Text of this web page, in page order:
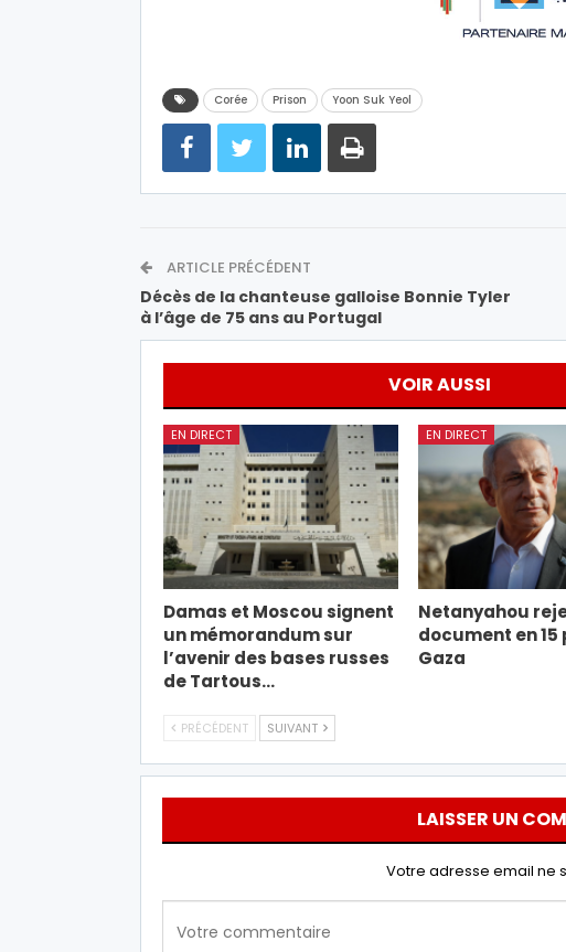
Corée Prison Yoon Suk Yeol
ARTICLE PRÉCÉDENT
Décès de la chanteuse galloise Bonnie Tyler
à l’âge de 75 ans au Portugal
VOIR AUSSI
EN DIRECT
Damas et Moscou signent
un mémorandum sur
l’avenir des bases russes
de Tartous…
EN DIRECT
Netanyahou
document en 15
Gaza
PRÉCÉDENT SUIVANT
LAISSER UN
Votre adresse email ne